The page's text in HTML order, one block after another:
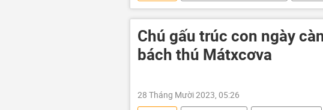
động vật
Bảo tồn hổ ở Việt Nam
Chú gấu trúc con ngày
bách thú Mátxcơva
28 Tháng Mười 2023, 05:26